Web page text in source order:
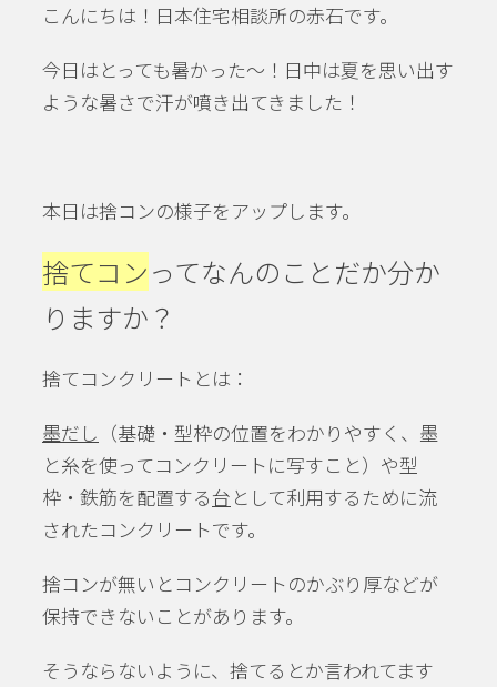
こんにちは！日本住宅相談所の赤石です。
今日はとっても暑かった～！日中は夏を思い出す
ような暑さで汗が噴き出てきました！
本日は捨コンの様子をアップします。
捨てコンってなんのことだか分か
りますか？
捨てコンクリートとは：
墨だし （基礎・型枠の位置をわかりやすく、墨
と糸を使ってコンクリートに写すこと）や型
枠・鉄筋を配置する台 として利用するために流
されたコンクリートです。
捨コンが無いとコンクリートのかぶり厚などが
保持できないことがあります。
そうならないように、捨てるとか言われてます